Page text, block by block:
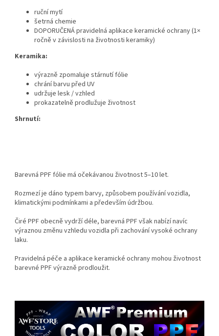
ruční mytí
šetrná chemie
DOPORUČENÁ pravidelná aplikace keramické ochrany (1×
ročně v závislosti na životnosti keramiky)
Keramika:
výrazně zpomaluje stárnutí fólie
chrání barvu před UV
udržuje lesk / vzhled
prokazatelně prodlužuje životnost
Shrnutí:
Barevná PPF fólie má očekávanou životnost 5–10 let.
Rozmezí je dáno typem barvy, způsobem používání vozidla,
klimatickými podmínkami a především údržbou.
Čiré PPF obecně vydrží déle, barevná PPF však nabízí navíc
výraznou změnu vzhledu vozidla při zachování vysoké ochrany
laku.
Pravidelná péče a aplikace keramické ochrany mohou životnost
barevné PPF výrazně prodloužit.